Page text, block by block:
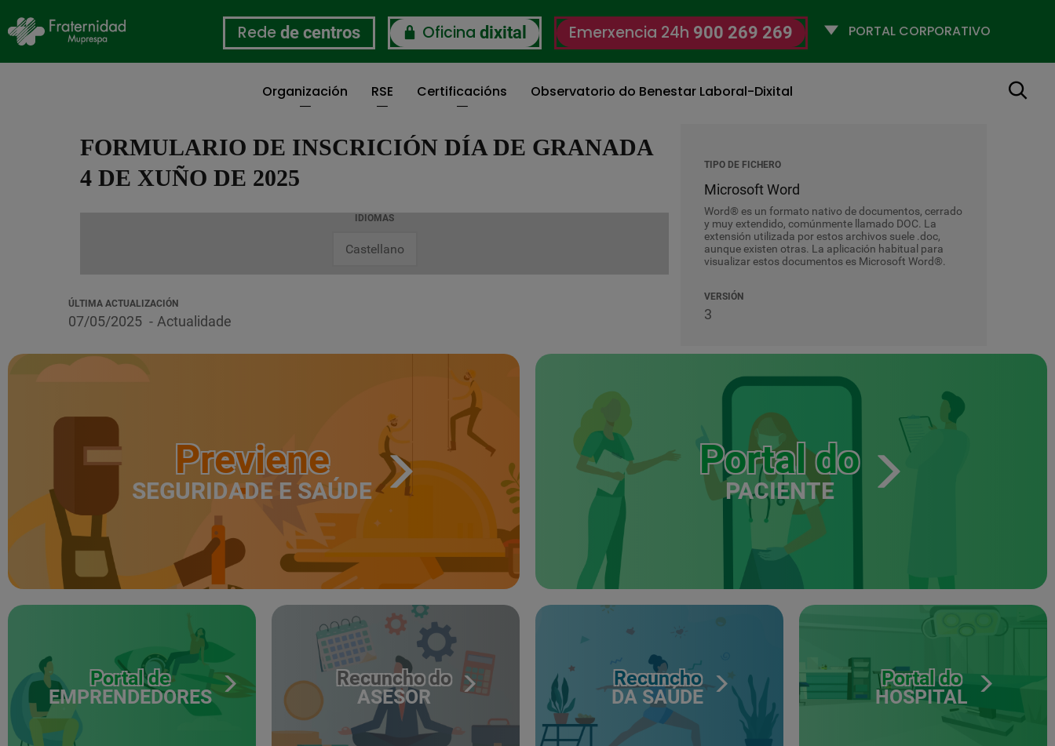
Rede de centros Oficina dixital Emerxencia 24h 900 269 269
Selecciona
Organización RSE Certificacións Observatorio do Benestar Laboral-Dixital Buscar
FORMULARIO DE INSCRICIÓN DÍA DE GRANADA
4 DE XUÑO DE 2025
IDIOMAS
Castellano
ÚLTIMA ACTUALIZACIÓN
07/05/2025 Actualidade
TIPO DE FICHERO
Microsoft Word
Word® es un formato nativo de documentos, cerrado
y muy extendido, comúnmente llamado DOC. La
extensión utilizada por estos archivos suele .doc,
aunque existen otras. La aplicación habitual para
visualizar estos documentos es Microsoft Word®.
VERSIÓN
3
Previene
SEGURIDADE E SAÚDE
Portal do
PACIENTE
Portal de
EMPRENDEDORES
Recuncho do
ASESOR
Recuncho
DA SAÚDE
Portal do
HOSPITAL